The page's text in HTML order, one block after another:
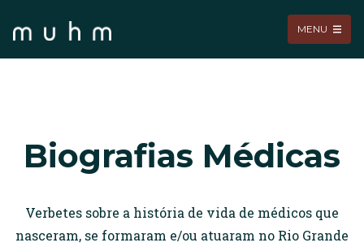
MENU
Biografias Médicas
Verbetes sobre a história de vida de médicos que
nasceram, se formaram e/ou atuaram no Rio Grande